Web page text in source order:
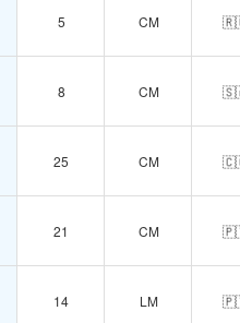
5 CM
8 CM
25 CM
21 CM
14 LM